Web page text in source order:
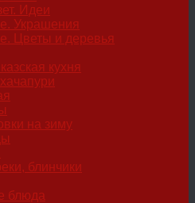
Идеи
Украшения
Цветы и деревья
кухня
на зиму
блинчики
блюда